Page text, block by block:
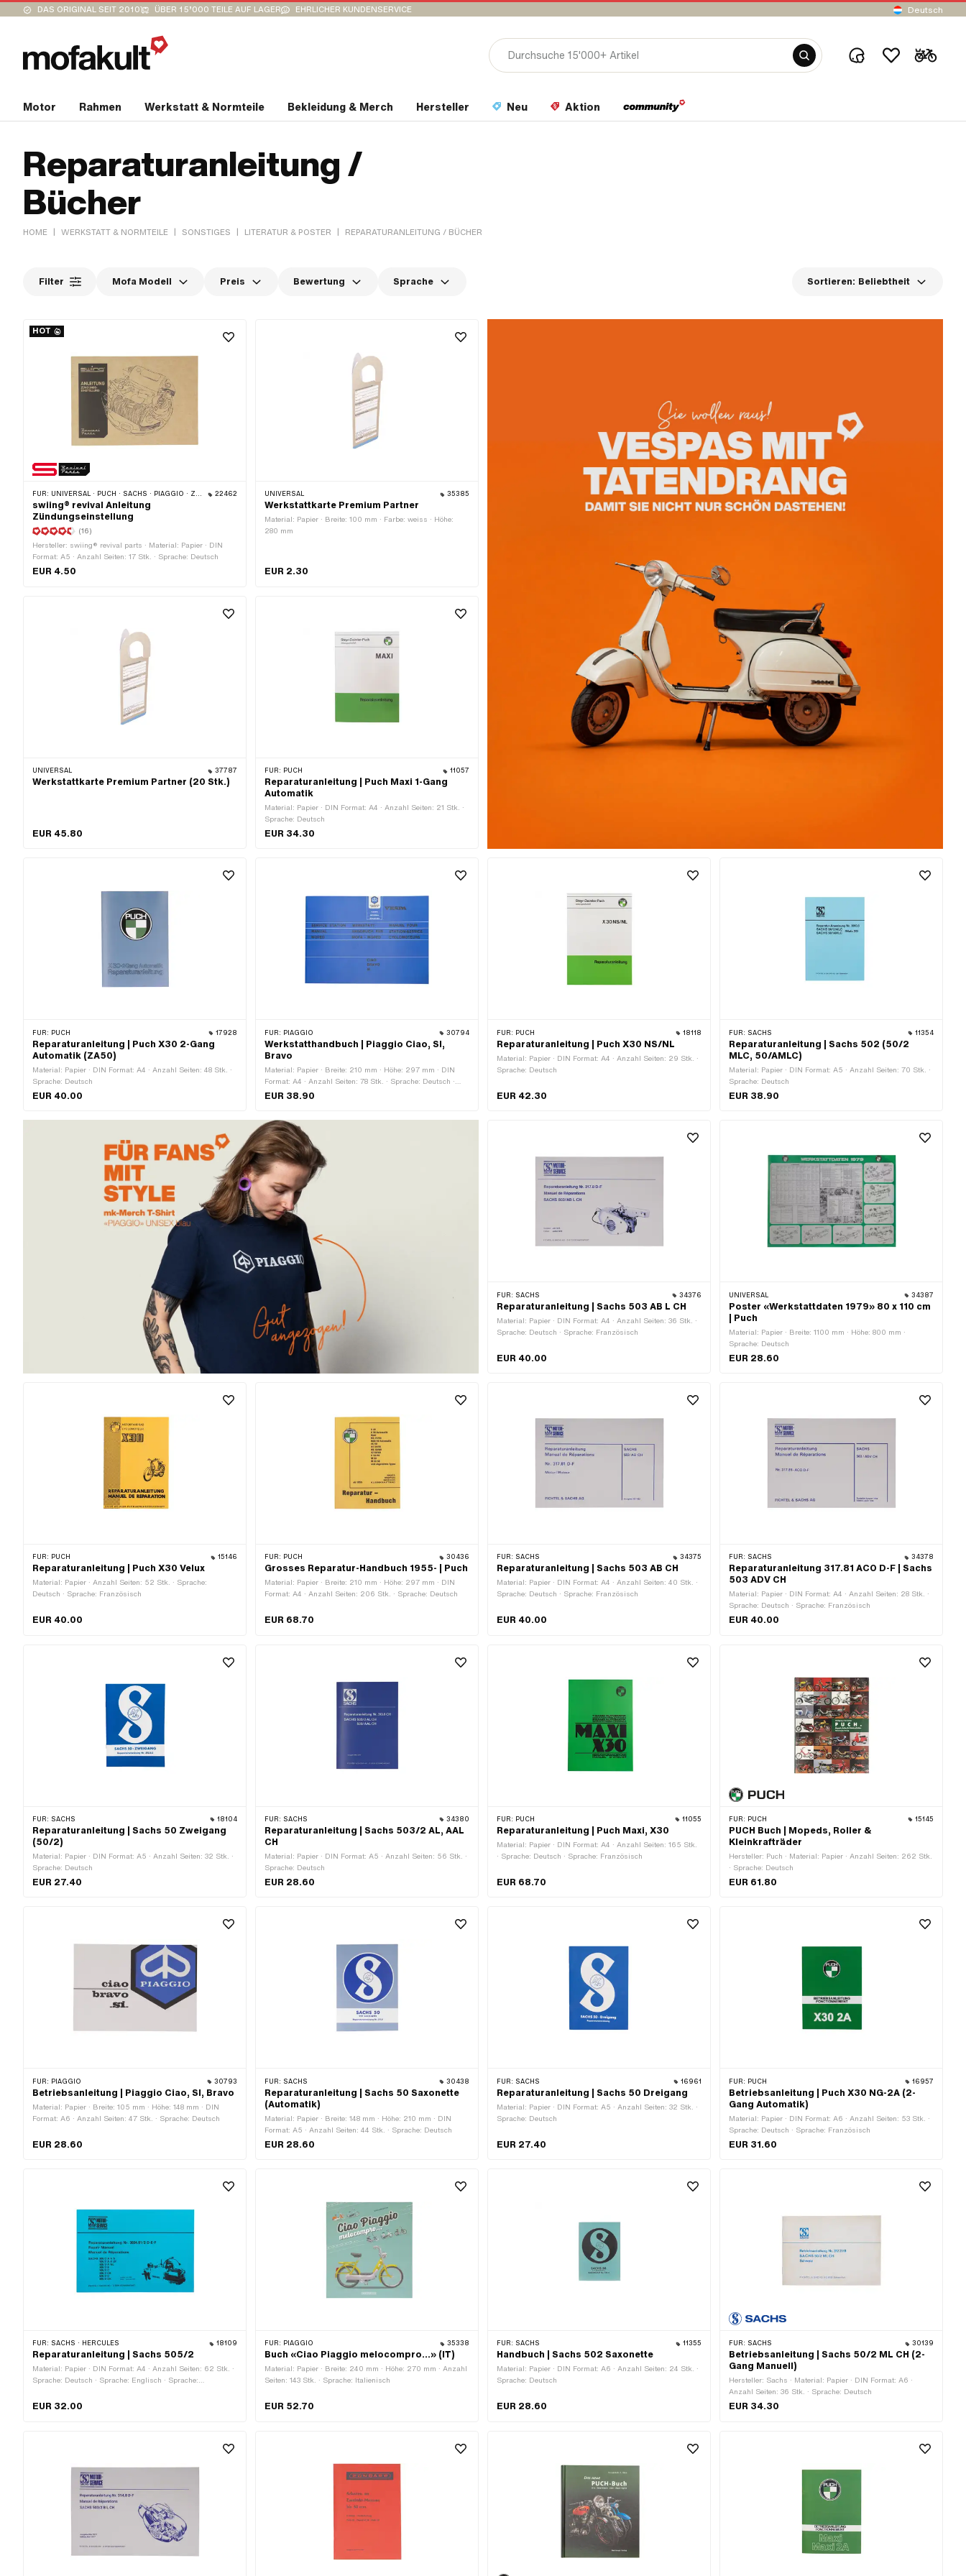
DAS ORIGINAL SEIT 2010 ÜBER 15’000 TEILE AUF LAGER EHRLICHER KUNDENSERVICE Deutsch
Motor Rahmen Werkstatt & Normteile Bekleidung & Merch Hersteller Neu Aktion
Reparaturanleitung /
Bücher
HOME | WERKSTATT & NORMTEILE | SONSTIGES | LITERATUR & POSTER | REPARATURANLEITUNG / BÜCHER
Filter Mofa Modell Preis Bewertung Sprache Sortieren: Beliebtheit
HOT
FÜR: UNIVERSAL · PUCH · SACHS · PIAGGIO · ZÜNDAPP BELMONDO 22462
swiing® revival Anleitung
Zündungseinstellung
(16)
Hersteller: swiing® revival parts · Material: Papier · DIN
Format: A5 · Anzahl Seiten: 17 Stk. · Sprache: Deutsch
EUR 4.50
UNIVERSAL 35385
Werkstattkarte Premium Partner
Material: Papier · Breite: 100 mm · Farbe: weiss · Höhe:
280 mm
EUR 2.30
UNIVERSAL 37787
Werkstattkarte Premium Partner (20 Stk.)
EUR 45.80
FÜR: PUCH 11057
Reparaturanleitung | Puch Maxi 1-Gang
Automatik
Material: Papier · DIN Format: A4 · Anzahl Seiten: 21 Stk. ·
Sprache: Deutsch
EUR 34.30
FÜR: PUCH 17928
Reparaturanleitung | Puch X30 2-Gang
Automatik (ZA50)
Material: Papier · DIN Format: A4 · Anzahl Seiten: 48 Stk. ·
Sprache: Deutsch
EUR 40.00
FÜR: PIAGGIO 30794
Werkstatthandbuch | Piaggio Ciao, SI,
Bravo
Material: Papier · Breite: 210 mm · Höhe: 297 mm · DIN
Format: A4 · Anzahl Seiten: 78 Stk. · Sprache: Deutsch ·
Sprache: Englisch · Sprache: Französisch
EUR 38.90
FÜR: PUCH 18118
Reparaturanleitung | Puch X30 NS/NL
Material: Papier · DIN Format: A4 · Anzahl Seiten: 29 Stk. ·
Sprache: Deutsch
EUR 42.30
FÜR: SACHS 11354
Reparaturanleitung | Sachs 502 (50/2
MLC, 50/AMLC)
Material: Papier · DIN Format: A5 · Anzahl Seiten: 70 Stk. ·
Sprache: Deutsch
EUR 38.90
FÜR: SACHS 34376
Reparaturanleitung | Sachs 503 AB L CH
Material: Papier · DIN Format: A4 · Anzahl Seiten: 36 Stk. ·
Sprache: Deutsch · Sprache: Französisch
EUR 40.00
UNIVERSAL 34387
Poster «Werkstattdaten 1979» 80 x 110 cm
| Puch
Material: Papier · Breite: 1100 mm · Höhe: 800 mm ·
Sprache: Deutsch
EUR 28.60
FÜR: PUCH 15146
Reparaturanleitung | Puch X30 Velux
Material: Papier · Anzahl Seiten: 52 Stk. · Sprache:
Deutsch · Sprache: Französisch
EUR 40.00
FÜR: PUCH 30436
Grosses Reparatur-Handbuch 1955- | Puch
Material: Papier · Breite: 210 mm · Höhe: 297 mm · DIN
Format: A4 · Anzahl Seiten: 206 Stk. · Sprache: Deutsch
EUR 68.70
FÜR: SACHS 34375
Reparaturanleitung | Sachs 503 AB CH
Material: Papier · DIN Format: A4 · Anzahl Seiten: 40 Stk. ·
Sprache: Deutsch · Sprache: Französisch
EUR 40.00
FÜR: SACHS 34378
Reparaturanleitung 317.81 ACO D-F | Sachs
503 ADV CH
Material: Papier · DIN Format: A4 · Anzahl Seiten: 28 Stk. ·
Sprache: Deutsch · Sprache: Französisch
EUR 40.00
FÜR: SACHS 18104
Reparaturanleitung | Sachs 50 Zweigang
(50/2)
Material: Papier · DIN Format: A5 · Anzahl Seiten: 32 Stk. ·
Sprache: Deutsch
EUR 27.40
FÜR: SACHS 34380
Reparaturanleitung | Sachs 503/2 AL, AAL
CH
Material: Papier · DIN Format: A5 · Anzahl Seiten: 56 Stk. ·
Sprache: Deutsch
EUR 28.60
FÜR: PUCH 11055
Reparaturanleitung | Puch Maxi, X30
Material: Papier · DIN Format: A4 · Anzahl Seiten: 165 Stk.
· Sprache: Deutsch · Sprache: Französisch
EUR 68.70
FÜR: PUCH 15145
PUCH Buch | Mopeds, Roller &
Kleinkrafträder
Hersteller: Puch · Material: Papier · Anzahl Seiten: 262 Stk.
· Sprache: Deutsch
EUR 61.80
FÜR: PIAGGIO 30793
Betriebsanleitung | Piaggio Ciao, SI, Bravo
Material: Papier · Breite: 105 mm · Höhe: 148 mm · DIN
Format: A6 · Anzahl Seiten: 47 Stk. · Sprache: Deutsch
EUR 28.60
FÜR: SACHS 30438
Reparaturanleitung | Sachs 50 Saxonette
(Automatik)
Material: Papier · Breite: 148 mm · Höhe: 210 mm · DIN
Format: A5 · Anzahl Seiten: 44 Stk. · Sprache: Deutsch
EUR 28.60
FÜR: SACHS 16961
Reparaturanleitung | Sachs 50 Dreigang
Material: Papier · DIN Format: A5 · Anzahl Seiten: 32 Stk. ·
Sprache: Deutsch
EUR 27.40
FÜR: PUCH 16957
Betriebsanleitung | Puch X30 NG-2A (2-
Gang Automatik)
Material: Papier · DIN Format: A6 · Anzahl Seiten: 53 Stk. ·
Sprache: Deutsch · Sprache: Französisch
EUR 31.60
FÜR: SACHS · HERCULES 18109
Reparaturanleitung | Sachs 505/2
Material: Papier · DIN Format: A4 · Anzahl Seiten: 62 Stk. ·
Sprache: Deutsch · Sprache: Englisch · Sprache:
EUR 32.00
FÜR: PIAGGIO 35338
Buch «Ciao Piaggio melocompro...» (IT)
Material: Papier · Breite: 240 mm · Höhe: 270 mm · Anzahl
Seiten: 143 Stk. · Sprache: Italienisch
EUR 52.70
FÜR: SACHS 11355
Handbuch | Sachs 502 Saxonette
Material: Papier · DIN Format: A6 · Anzahl Seiten: 24 Stk. ·
Sprache: Deutsch
EUR 28.60
FÜR: SACHS 30139
Betriebsanleitung | Sachs 50/2 ML CH (2-
Gang Manuell)
Hersteller: Sachs · Material: Papier · DIN Format: A6 ·
Anzahl Seiten: 36 Stk. · Sprache: Deutsch
EUR 34.30